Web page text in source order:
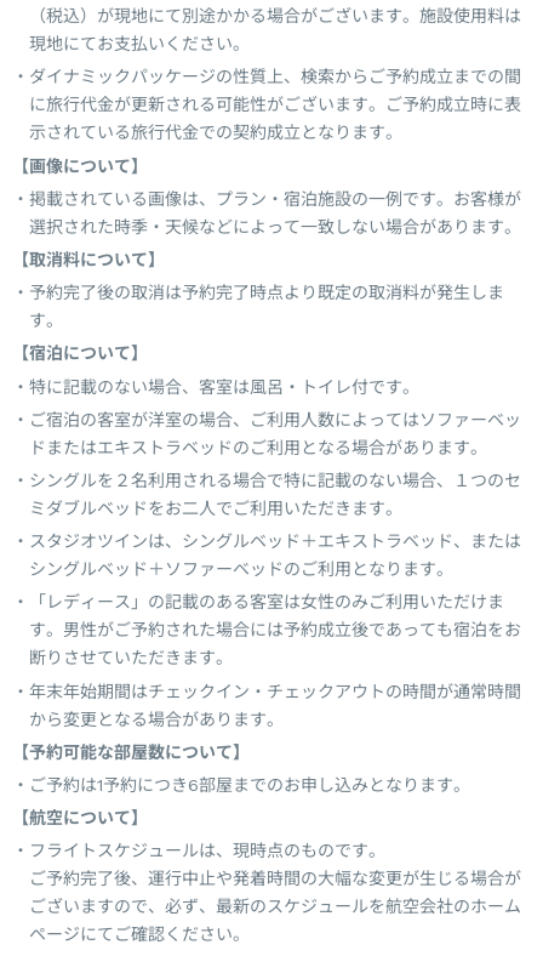
（税込）が現地にて別途かかる場合がございます。施設使用料は
現地にてお支払いください。
ダイナミックパッケージの性質上、検索からご予約成立までの間
に旅行代金が更新される可能性がございます。ご予約成立時に表
示されている旅行代金での契約成立となります。
【画像について】
掲載されている画像は、プラン・宿泊施設の一例です。お客様が
選択された時季・天候などによって一致しない場合があります。
【取消料について】
予約完了後の取消は予約完了時点より既定の取消料が発生しま
す。
【宿泊について】
特に記載のない場合、客室は風呂・トイレ付です。
ご宿泊の客室が洋室の場合、ご利用人数によってはソファーベッ
ドまたはエキストラベッドのご利用となる場合があります。
シングルを２名利用される場合で特に記載のない場合、１つのセ
ミダブルベッドをお二人でご利用いただきます。
スタジオツインは、シングルベッド＋エキストラベッド、または
シングルベッド＋ソファーベッドのご利用となります。
「レディース」の記載のある客室は女性のみご利用いただけま
す。男性がご予約された場合には予約成立後であっても宿泊をお
断りさせていただきます。
年末年始期間はチェックイン・チェックアウトの時間が通常時間
から変更となる場合があります。
【予約可能な部屋数について】
ご予約は1予約につき6部屋までのお申し込みとなります。
【航空について】
フライトスケジュールは、現時点のものです。
ご予約完了後、運行中止や発着時間の大幅な変更が生じる場合が
ございますので、必ず、最新のスケジュールを航空会社のホーム
ページにてご確認ください。